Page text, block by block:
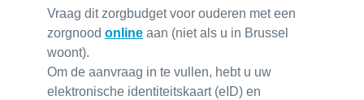
Vraag dit zorgbudget voor ouderen met een
zorgnood online aan (niet als u in Brussel
woont).
Om de aanvraag in te vullen, hebt u uw
elektronische identiteitskaart (eID) en